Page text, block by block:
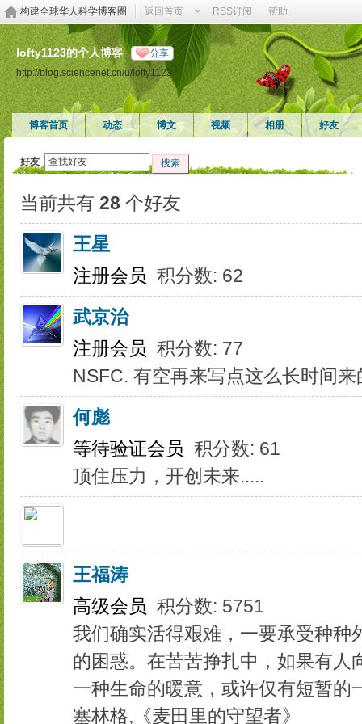
构建全球华人科学博客圈 返回首页 RSS订阅 帮助
lofty1123的个人博客 分享
http://blog.sciencenet.cn/u/lofty1123
博客首页 动态 博文 视频 相册 好友
好友 搜索
当前共有 28 个好友
王星
注册会员 积分数: 62
武京治
注册会员 积分数: 77
NSFC. 有空再来写点这么长时间
何彪
等待验证会员 积分数: 61
顶住压力，开创未来.....
王福涛
高级会员 积分数: 5751
我们确实活得艰难，一要承受种种
的困惑。在苦苦挣扎中，如果有人
一种生命的暖意，或许仅有短暂
塞林格,《麦田里的守望者》